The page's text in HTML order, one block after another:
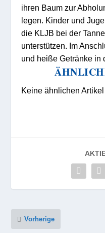
ihren Baum zur
legen. Kinder und
die KLJB bei der
unterstützen. Im
und heiße Getränke in
Keine ähnlichen
Vorherige